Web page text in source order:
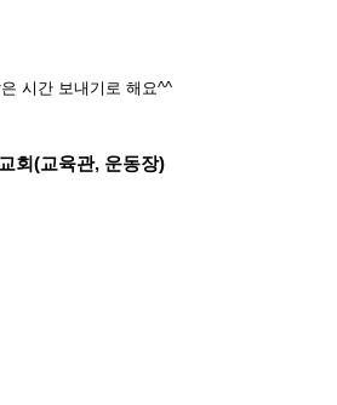
시간 보내기로 해요^^
회(교육관, 운동장)